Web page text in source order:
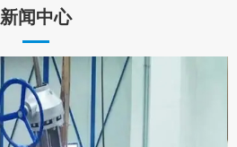
新闻中心